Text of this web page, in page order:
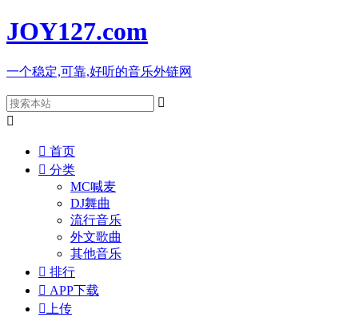
JOY127.com
一个稳定,可靠,好听的音乐外链网


 首页
 分类
MC喊麦
DJ舞曲
流行音乐
外文歌曲
其他音乐
 排行
 APP下载
 上传